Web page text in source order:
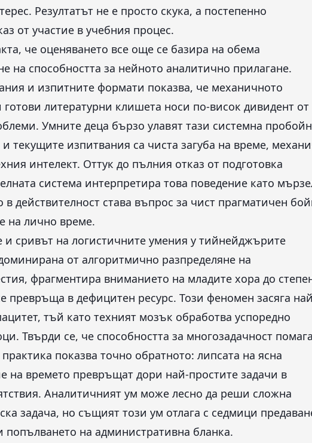
Резултатът не е просто скука, а постепенно
от участие в учебния процес.
че оценяването все още се базира на обема
на способността за нейното аналитично прилагане.
и изпитните формати показва, че механичното
литературни клишета носи по-висок дивидент от
Умните деца бързо улавят тази системна
текущите изпитвания са чиста загуба на време,
интелект. Оттук до пълния отказ от подготовка
система интерпретира това поведение като
действителност става въпрос за чист прагматичен
на лично време.
сривът на логистичните умения у тийнейджърите
от алгоритмично разпределяне на
фрагментира вниманието на младите хора до
превръща в дефицитен ресурс. Този феномен засяга
тъй като техният мозък обработва успоредно
Твърди се, че способността за многозадачност
показва точно обратното: липсата на ясна
на времето превръщат дори най-простите задачи в
Аналитичният ум може лесно да реши сложна
задача, но същият този ум отлага с седмици
попълването на административна бланка.